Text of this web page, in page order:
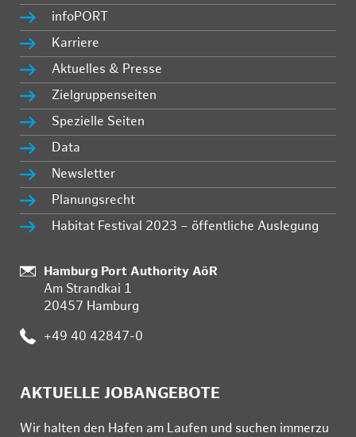
infoPORT
Karriere
Aktuelles & Presse
Zielgruppenseiten
Spezielle Seiten
Data
Newsletter
Planungsrecht
Habitat Festival 2023 – öffentliche Auslegung
:
Hamburg Port Authority AöR
Am Strandkai 1
20457 Hamburg
: +49 40 42847-0
AKTUELLE JOBANGEBOTE
Wir hal­ten den Ha­fen am Lau­fen und su­chen im­mer­zu